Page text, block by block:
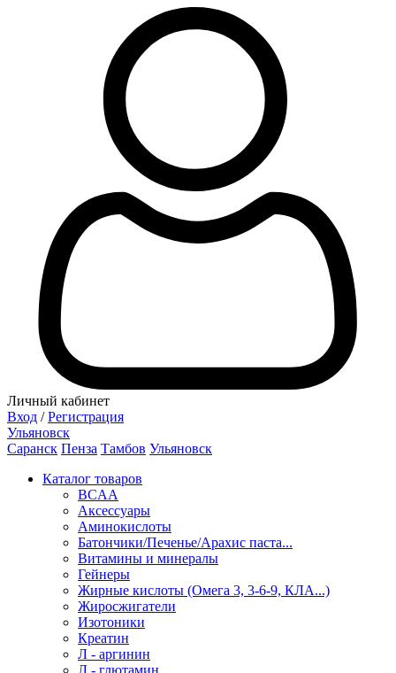
Личный кабинет
Вход / Регистрация
Ульяновск
Саранск Пенза Тамбов Ульяновск
Каталог товаров
BCAA
Аксессуары
Аминокислоты
Батончики/Печенье/Арахис паста...
Витамины и минералы
Гейнеры
Жирные кислоты (Омега 3, 3-6-9, КЛА...)
Жиросжигатели
Изотоники
Креатин
Л - аргинин
Л - глютамин